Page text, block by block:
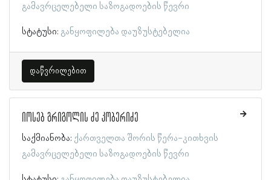
გამავრცელებელი საზოგადოების წევრი
სტატუსი: განყოფილება დაუზუსტებელია
დაწვრილებით
იოსებ გრიგოლის ძე კობერიძე
საქმიანობა: ქართველთა შორის წერა-კითხვის
გამავრცელებელი საზოგადოების წევრი